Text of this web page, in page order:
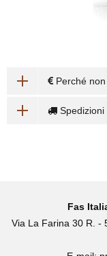
Perché
Spedizioni
Fas
Via La Farina 30 R. -